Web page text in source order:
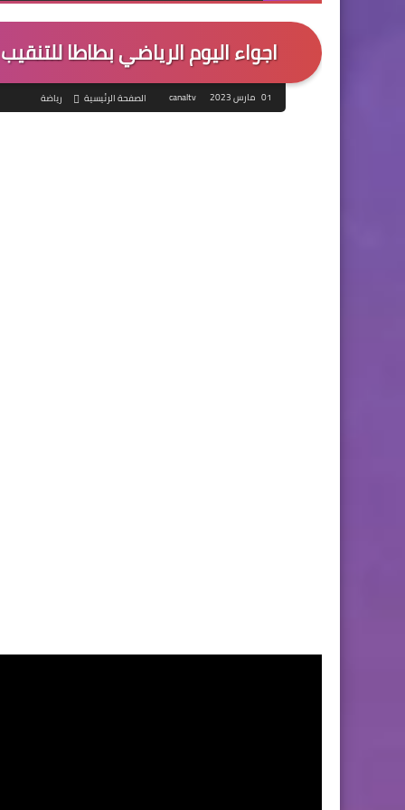
اجواء اليوم الرياضي بطاطا
01 مارس 2023 canaltv الصفحة الرئيسية رياضة